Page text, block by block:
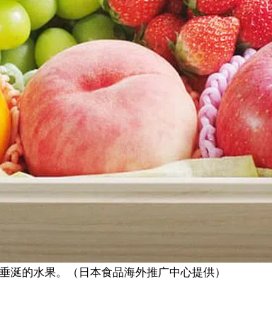
涎的水果。（日本食品海外推广中心提供）